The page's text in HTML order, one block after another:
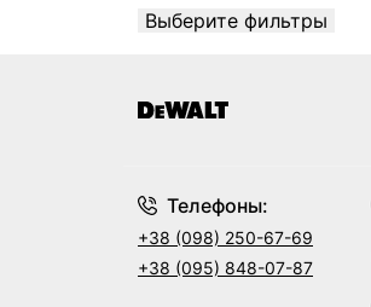
Выберите фильтры
Телефоны:
+38 (098) 250-67-69
+38 (095) 848-07-87